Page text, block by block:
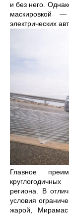
и без него.
маскировкой
электрических
Главное
региона. В
условия
жарой, Мирамас